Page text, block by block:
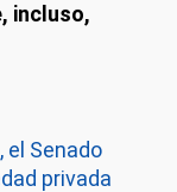
incluso,
el Senado
privada